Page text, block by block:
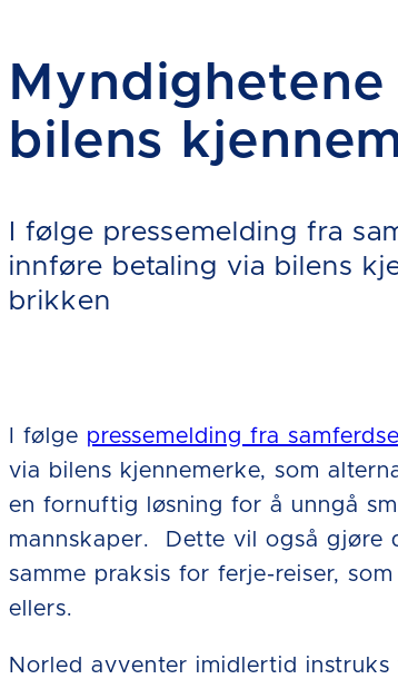
bilens
I følge pressemelding fra
innføre betaling via bilens
brikken
I følge pressemelding fra
via bilens kjennemerke, som
en fornuftig løsning for å unngå
mannskaper. Dette vil også gjøre
samme praksis for ferje-reiser,
ellers.
Norled avventer imidlertid